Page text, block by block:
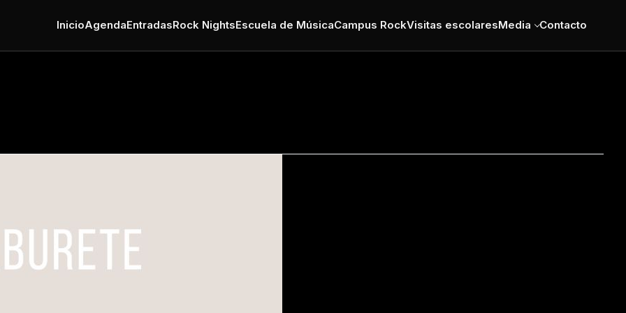
InicioAgendaEntradasRock NightsEscuela de MúsicaCampus RockVisitas escolaresMedia Contacto